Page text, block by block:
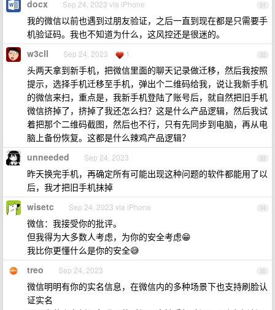
31
docx Sep 24, 2023 via iPhone
我的微信以前也遇到过朋友验证，之后一直到现在都是只需要手
机验证码。我也不知道为什么，这风控还是很迷的。
32
w3cll Sep 24, 2023 1
头两天拿到新手机，把微信里面的聊天记录做迁移，然后我按照
提示，选择手机迁移至手机，弹出个二维码给我，说让我新手机
的微信来扫，重点是，我新手机登陆了账号后，就自然把旧手机
微信挤掉了，挤掉了我还怎么扫？这是什么产品逻辑，然后我试
着把那个二维码截图，然后也不行，只有先同步到电脑，再从电
脑上备份恢复。这都是什么辣鸡产品逻辑？
33
unneeded Sep 24, 2023
昨天换完手机，再确定所有可能出现这种问题的软件都能用了以
后，我才把旧手机抹掉
34
wisetc Sep 24, 2023 via iPhone
微信：我接受你的批评。
但我得为大多数人考虑，为你的安全考虑😁
我比你更懂什么是你的安全😅
35
treo Sep 24, 2023
微信明明有你的实名信息，在微信内的多种场景下也支持刷脸认
证实名